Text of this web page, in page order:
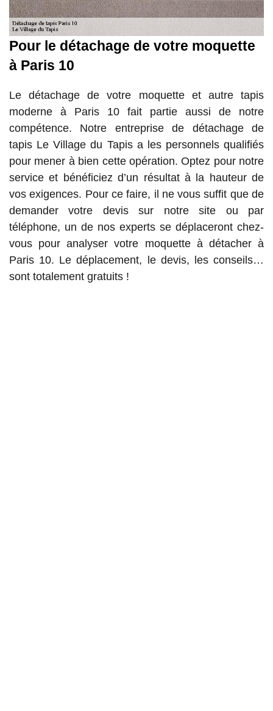
Pour le détachage de votre moquette
à Paris 10
Le détachage de votre moquette et autre tapis
moderne à Paris 10 fait partie aussi de notre
compétence. Notre entreprise de détachage de
tapis Le Village du Tapis a les personnels qualifiés
pour mener à bien cette opération. Optez pour notre
service et bénéficiez d’un résultat à la hauteur de
vos exigences. Pour ce faire, il ne vous suffit que de
demander votre devis sur notre site ou par
téléphone, un de nos experts se déplaceront chez-
vous pour analyser votre moquette à détacher à
Paris 10. Le déplacement, le devis, les conseils…
sont totalement gratuits !